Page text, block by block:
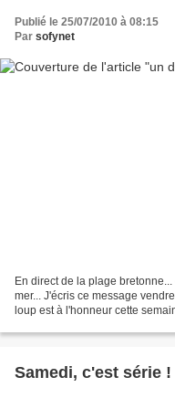
Publié le 25/07/2010 à 08:15
Par sofynet
En direct de la plage
mer... J'écris ce message
loup est à l'honneur cette
Samedi, c'est série